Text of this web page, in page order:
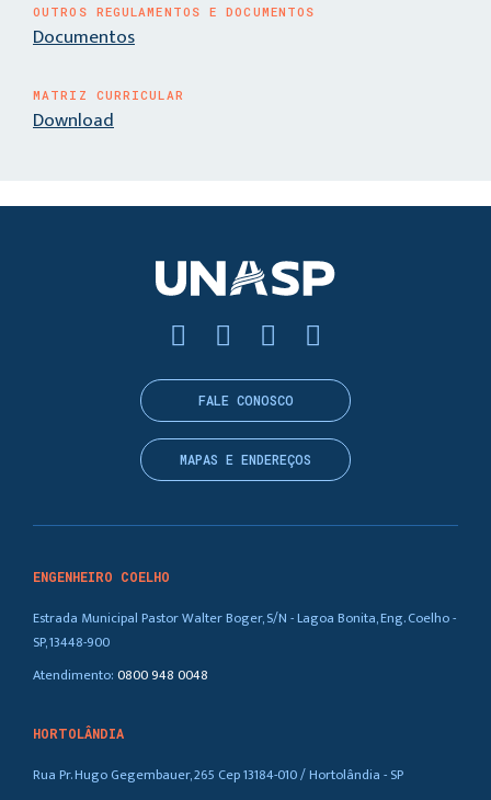
OUTROS REGULAMENTOS E DOCUMENTOS
Documentos
MATRIZ CURRICULAR
Download
ENGENHEIRO COELHO
Estrada Municipal Pastor Walter Boger, S/N - Lagoa Bonita, Eng. Coelho -
SP, 13448-900
Atendimento:0800 948 0048
HORTOLÂNDIA
Rua Pr. Hugo Gegembauer, 265 Cep 13184-010 / Hortolândia - SP
FALE CONOSCO
MAPAS E ENDEREÇOS